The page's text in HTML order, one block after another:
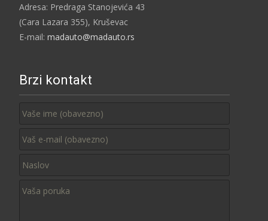
Adresa: Predraga Stanojevića 43
(Cara Lazara 355), Kruševac
E-mail: madauto@madauto.rs
Brzi kontakt